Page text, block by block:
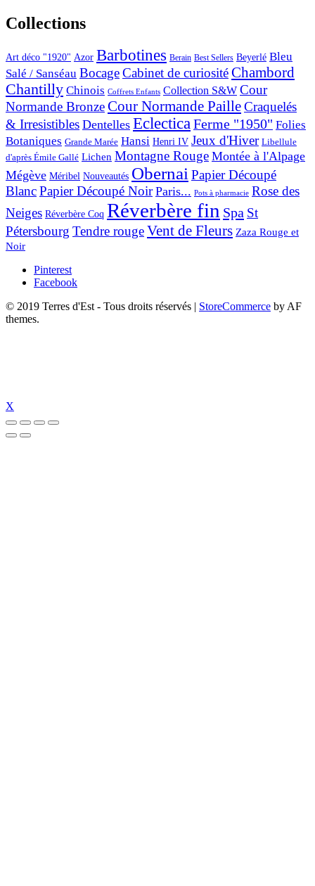
Collections
Art déco "1920" Azor Barbotines Berain Best Sellers Beyerlé Bleu
Salé / Sanséau BocageCabinet de curiositéChambord
Chantilly Chinois Coffrets Enfants Collection S&W Cour
Normande BronzeCour Normande PailleCraquelés
& Irresistibles Dentelles EclecticaFerme "1950" Folies
Botaniques Grande Marée Hansi Henri IV Jeux d'Hiver Libellule
d'après Émile Gallé Lichen Montagne Rouge Montée à l'Alpage
Mégève Méribel Nouveautés ObernaiPapier Découpé
BlancPapier Découpé Noir Paris... Pots à pharmacie Rose des
Neiges Réverbère Coq Réverbère fin Spa St
Pétersbourg Tendre rougeVent de Fleurs Zaza Rouge et
Noir
Pinterest
Facebook
© 2019 Terres d'Est - Tous droits réservés
StoreCommerce by AF
themes.
X